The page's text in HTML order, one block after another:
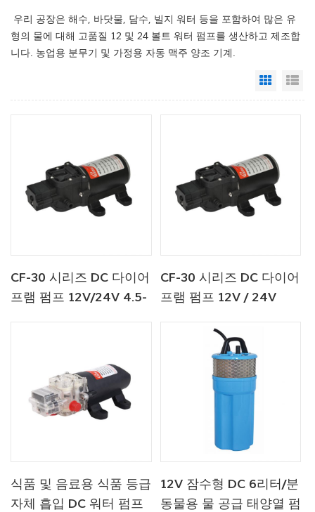
우리 공장은 해수, 바닷물, 담수, 빌지 워터 등을 포함하여 많은 유
형의 물에 대해 고품질 12 및 24 볼트 워터 펌프를 생산하고 제조합
니다. 농업용 분무기 및 가정용 자동 맥주 양조 기계.
Grid
CF-30 시리즈 DC 다이어
프램 펌프 12V/24V 4.5-
CF-30 시리즈 DC 다이어
프램 펌프 12V / 24V
담수 펌프
식품 및 음료용 식품 등급
자체 흡입 DC 워터 펌프
12V 잠수형 DC 6리터/분
동물용 물 공급 태양열 펌